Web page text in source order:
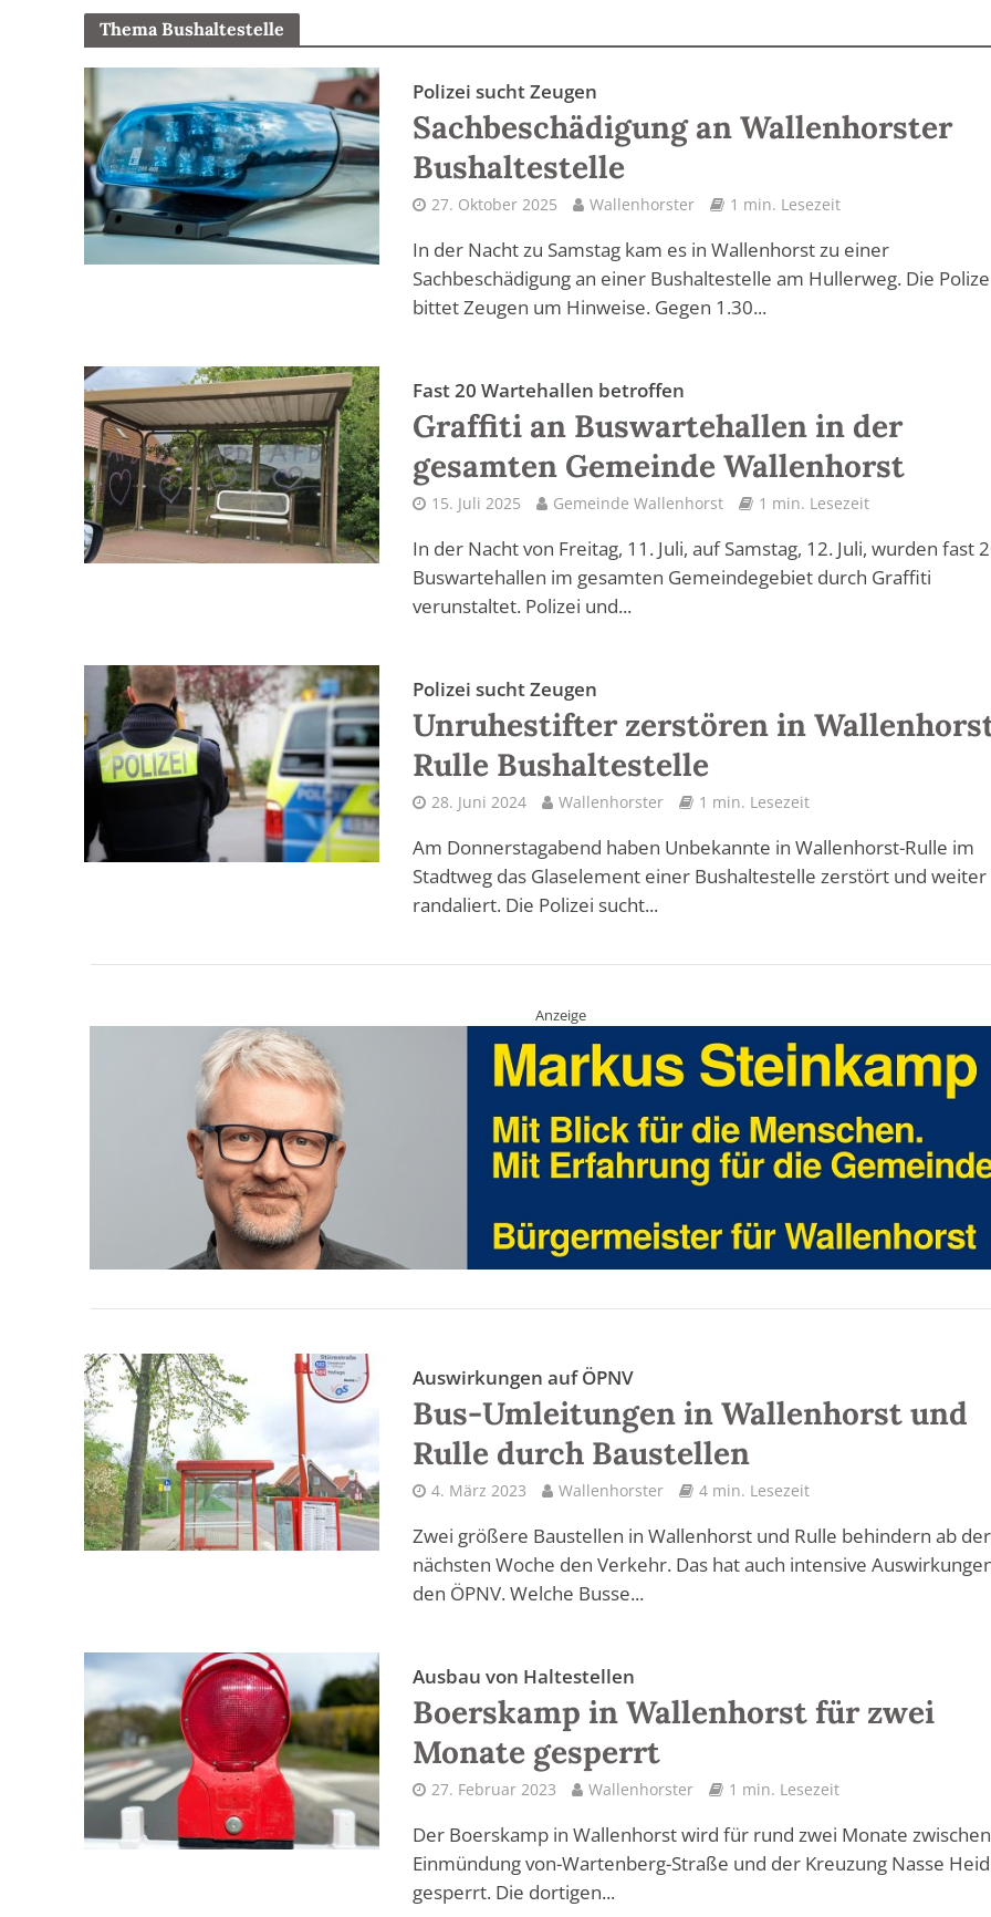
Thema Bushaltestelle
Polizei sucht Zeugen
Sachbeschädigung an Wallenhorster
Bushaltestelle
27. Oktober 2025 Wallenhorster 1 min. Lesezeit
In der Nacht zu Samstag kam es in Wallenhorst zu einer
Sachbeschädigung an einer Bushaltestelle am Hullerweg. Die
bittet Zeugen um Hinweise. Gegen 1.30...
Fast 20 Wartehallen betroffen
Graffiti an Buswartehallen in der
gesamten Gemeinde Wallenhorst
15. Juli 2025 Gemeinde Wallenhorst 1 min. Lesezeit
In der Nacht von Freitag, 11. Juli, auf Samstag, 12. Juli, wurden fast
Buswartehallen im gesamten Gemeindegebiet durch Graffiti
verunstaltet. Polizei und...
Polizei sucht Zeugen
Unruhestifter zerstören in
Rulle Bushaltestelle
28. Juni 2024 Wallenhorster 1 min. Lesezeit
Am Donnerstagabend haben Unbekannte in Wallenhorst-Rulle im
Stadtweg das Glaselement einer Bushaltestelle zerstört und weiter
randaliert. Die Polizei sucht...
Anzeige
Auswirkungen auf ÖPNV
Bus-Umleitungen in Wallenhorst und
Rulle durch Baustellen
4. März 2023 Wallenhorster 4 min. Lesezeit
Zwei größere Baustellen in Wallenhorst und Rulle behindern ab der
nächsten Woche den Verkehr. Das hat auch intensive
den ÖPNV. Welche Busse...
Ausbau von Haltestellen
Boerskamp in Wallenhorst für zwei
Monate gesperrt
27. Februar 2023 Wallenhorster 1 min. Lesezeit
Der Boerskamp in Wallenhorst wird für rund zwei Monate
Einmündung von-Wartenberg-Straße und der Kreuzung Nasse
gesperrt. Die dortigen...